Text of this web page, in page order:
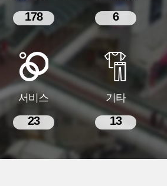
178 6
서비스
23
기타
13